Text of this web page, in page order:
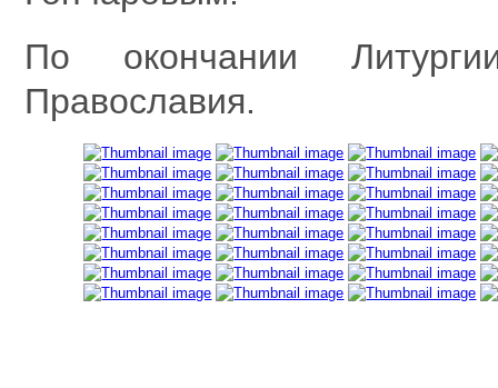
По окончании
Православия.